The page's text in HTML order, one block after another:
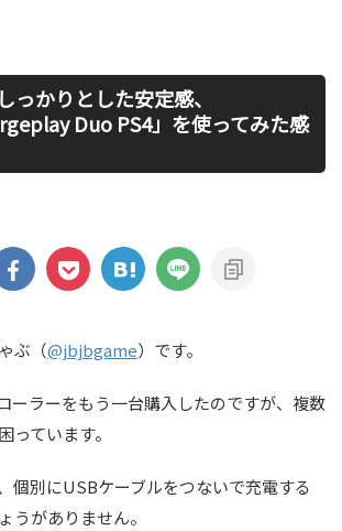
っかりとした安定感、
Duo PS4」を使ってみた感
ぶ（@jbjbgame）です。
ーラーをもう一台購入したのですが、複数
っています。
個別にUSBケーブルをつないで充電する
うがありません。